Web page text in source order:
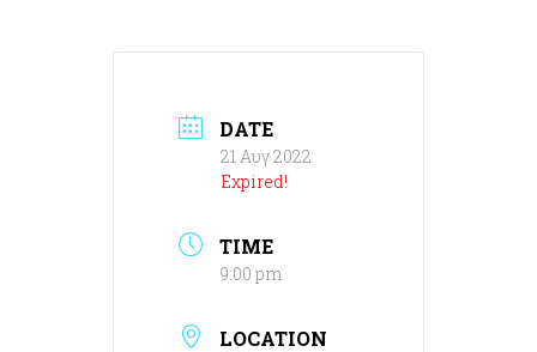
DATE
21 Αυγ 2022
Expired!
TIME
9:00 pm
LOCATION